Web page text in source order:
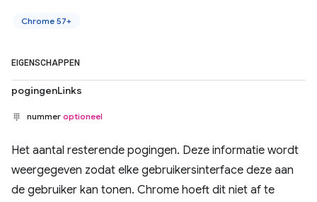
Chrome 57+
EIGENSCHAPPEN
pogingenLinks
nummer optioneel
Het aantal resterende pogingen. Deze informatie wordt
weergegeven zodat elke gebruikersinterface deze aan
de gebruiker kan tonen. Chrome hoeft dit niet af te